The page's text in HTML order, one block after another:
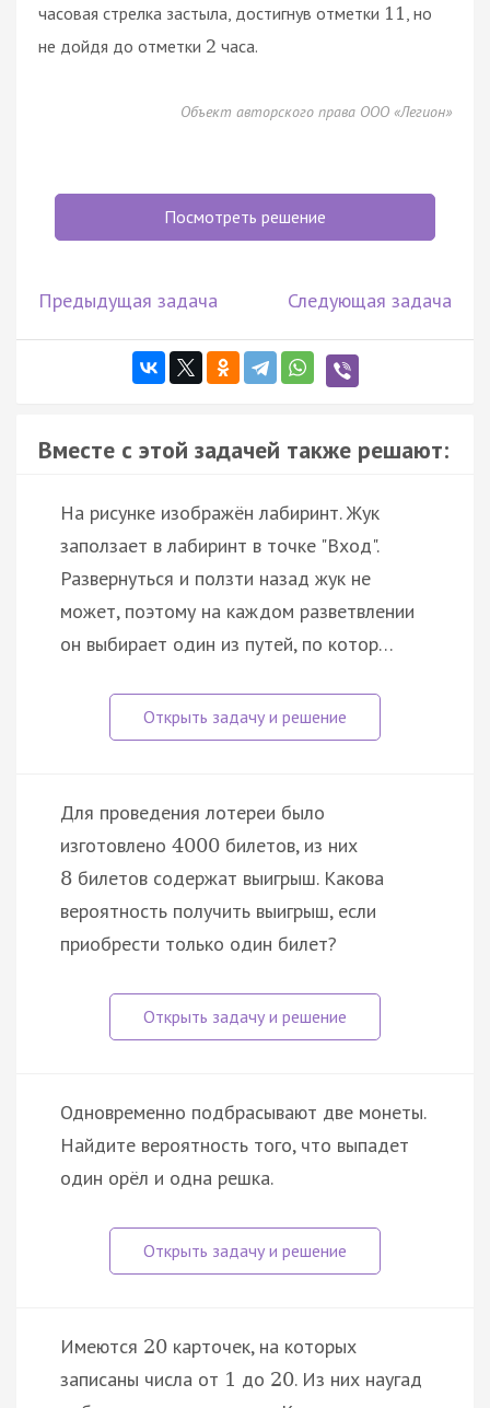
часовая стрелка застыла, достигнув отметки 11 , но
не дойдя до отметки 2 часа.
Объект авторского права ООО «Легион»
Посмотреть решение
Предыдущая задача Следующая задача
Вместе с этой задачей также решают:
На рисунке изображён лабиринт. Жук
заползает в лабиринт в точке "Вход".
Развернуться и ползти назад жук не
может, поэтому на каждом разветвлении
он выбирает один из путей, по котор…
Для проведения лотереи было
изготовлено 4000 билетов, из них
8 билетов содержат выигрыш. Какова
вероятность получить выигрыш, если
приобрести только один билет?
Одновременно подбрасывают две монеты.
Найдите вероятность того, что выпадет
один орёл и одна решка.
Имеются 20 карточек, на которых
записаны числа от 1 до 20. Из них наугад